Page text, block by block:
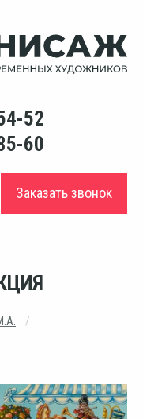
52
60
Заказать звонок